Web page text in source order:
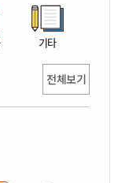
기타
전체보기